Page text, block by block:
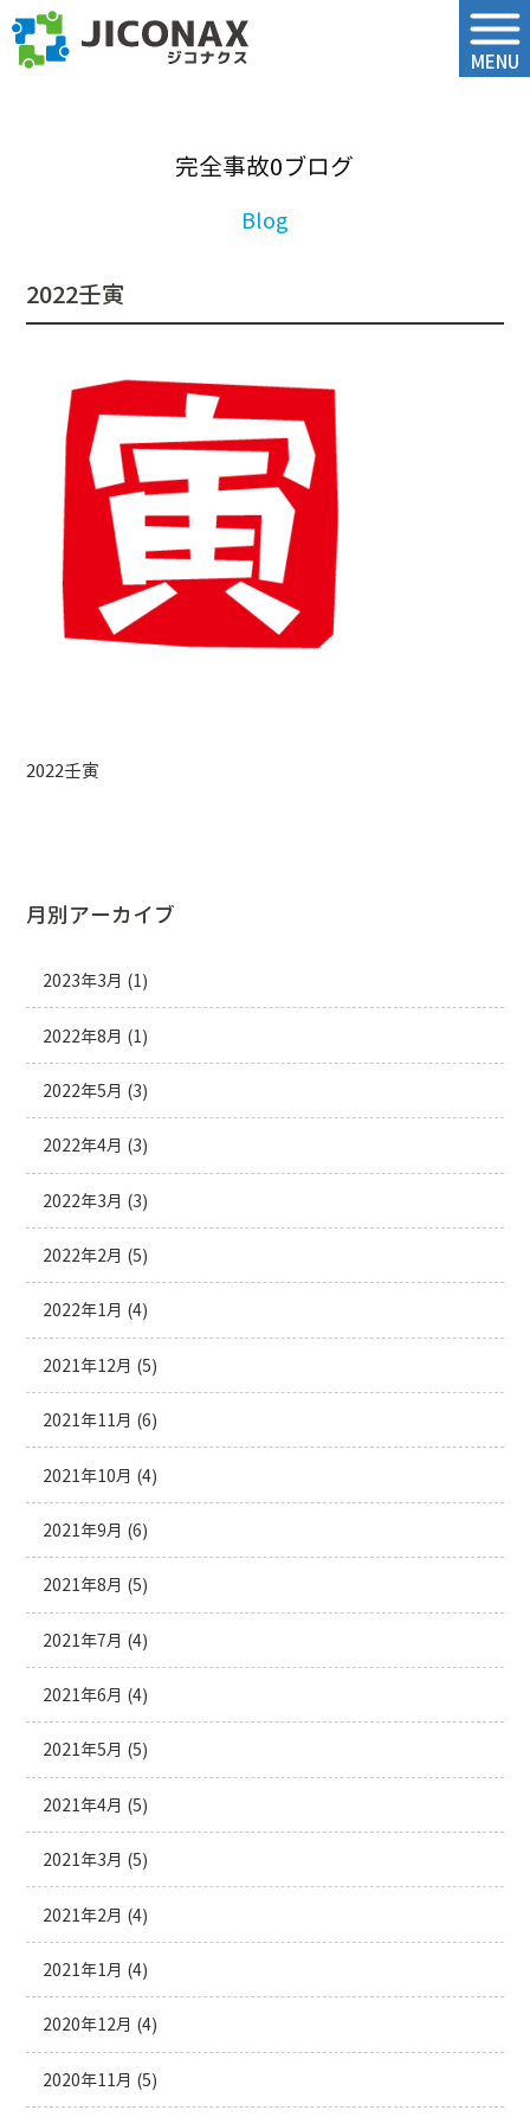
MENU
完全事故0ブログ
2022壬寅
2022壬寅
月別アーカイブ
2023年3月 (1)
2022年8月 (1)
2022年5月 (3)
2022年4月 (3)
2022年3月 (3)
2022年2月 (5)
2022年1月 (4)
2021年12月 (5)
2021年11月 (6)
2021年10月 (4)
2021年9月 (6)
2021年8月 (5)
2021年7月 (4)
2021年6月 (4)
2021年5月 (5)
2021年4月 (5)
2021年3月 (5)
2021年2月 (4)
2021年1月 (4)
2020年12月 (4)
2020年11月 (5)